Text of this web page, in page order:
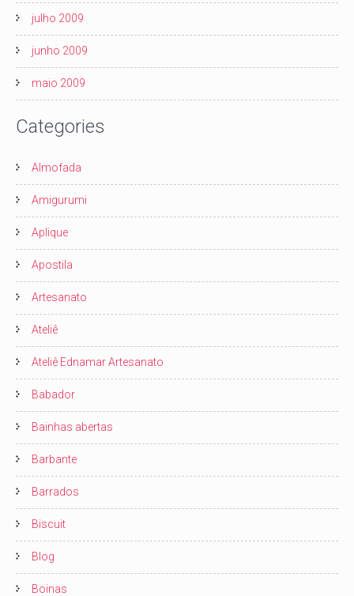
julho 2009
junho 2009
maio 2009
Categories
Almofada
Amigurumi
Aplique
Apostila
Artesanato
Ateliê
Ateliê Ednamar Artesanato
Babador
Bainhas abertas
Barbante
Barrados
Biscuit
Blog
Boinas